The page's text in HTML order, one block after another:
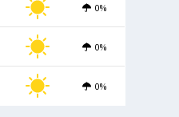
0%
0%
0%